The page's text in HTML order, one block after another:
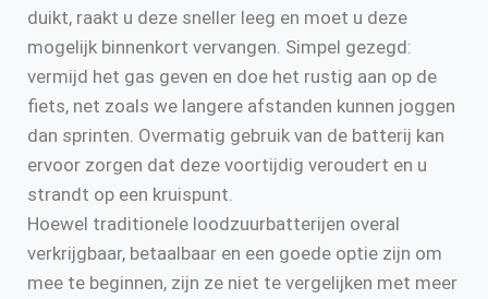
duikt, raakt u deze sneller leeg en moet u deze
mogelijk binnenkort vervangen. Simpel gezegd:
vermijd het gas geven en doe het rustig aan op de
fiets, net zoals we langere afstanden kunnen joggen
dan sprinten. Overmatig gebruik van de batterij kan
ervoor zorgen dat deze voortijdig veroudert en u
strandt op een kruispunt.
Hoewel traditionele loodzuurbatterijen overal
verkrijgbaar, betaalbaar en een goede optie zijn om
mee te beginnen, zijn ze niet te vergelijken met meer